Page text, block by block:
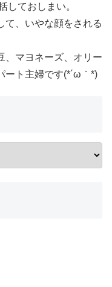
しておしまい。
て、いやな顔をされる
、マヨネーズ、オリー
ート主婦です(*´ω｀*)